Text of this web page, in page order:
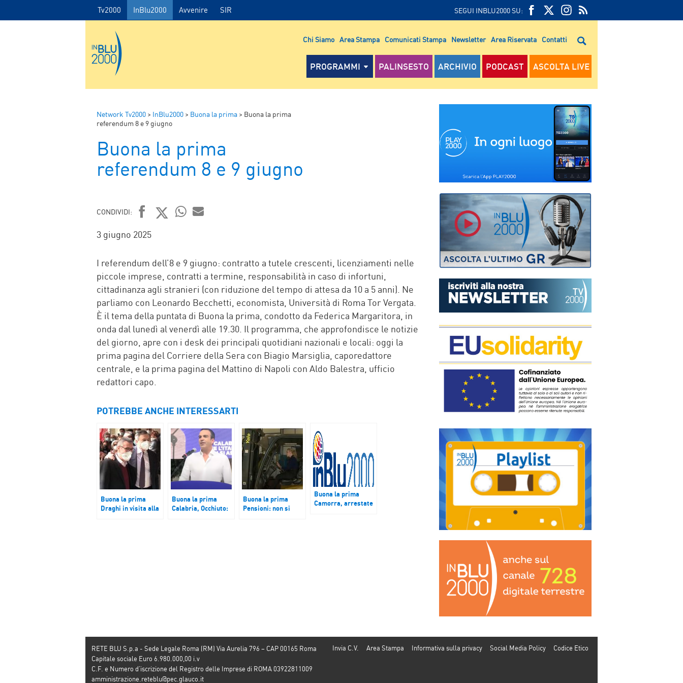
Tv2000 InBlu2000 Avvenire SIR SEGUI INBLU2000 SU:
FEED
RSS
RSS
Chi Siamo Area Stampa Comunicati Stampa Newsletter Area Riservata Contatti
PROGRAMMI PALINSESTO ARCHIVIO PODCAST ASCOLTA LIVE
Network Tv2000 > InBlu2000 > Buona la prima > Buona la prima
referendum 8 e 9 giugno
Buona la prima
referendum 8 e 9 giugno
CONDIVIDI:
FACEBOOK
3 giugno 2025
I referendum dell’8 e 9 giugno: contratto a tutele crescenti, licenziamenti nelle
piccole imprese, contratti a termine, responsabilità in caso di infortuni,
cittadinanza agli stranieri (con riduzione del tempo di attesa da 10 a 5 anni). Ne
parliamo con Leonardo Becchetti, economista, Università di Roma Tor Vergata.
È il tema della puntata di Buona la prima, condotto da Federica Margaritora, in
onda dal lunedì al venerdì alle 19.30. Il programma, che approfondisce le notizie
del giorno, apre con i desk dei principali quotidiani nazionali e locali: oggi la
prima pagina del Corriere della Sera con Biagio Marsiglia, caporedattore
centrale, e la prima pagina del Mattino di Napoli con Aldo Balestra, ufficio
redattori capo.
POTREBBE ANCHE INTERESSARTI
Buona la prima
Draghi in visita alla
Buona la prima
Calabria, Occhiuto:
Buona la prima
Pensioni: non si
Buona la prima
Camorra, arrestate
Invia C.V. Area Stampa Informativa sulla privacy Social Media Policy Codice Etico
RETE BLU S.p.a - Sede Legale Roma (RM) Via Aurelia 796 – CAP 00165 Roma
Capitale sociale Euro 6.980.000,00 i.v
C.F. e Numero d’iscrizione del Registro delle Imprese di ROMA 03922811009
amministrazione.reteblu@pec.glauco.it